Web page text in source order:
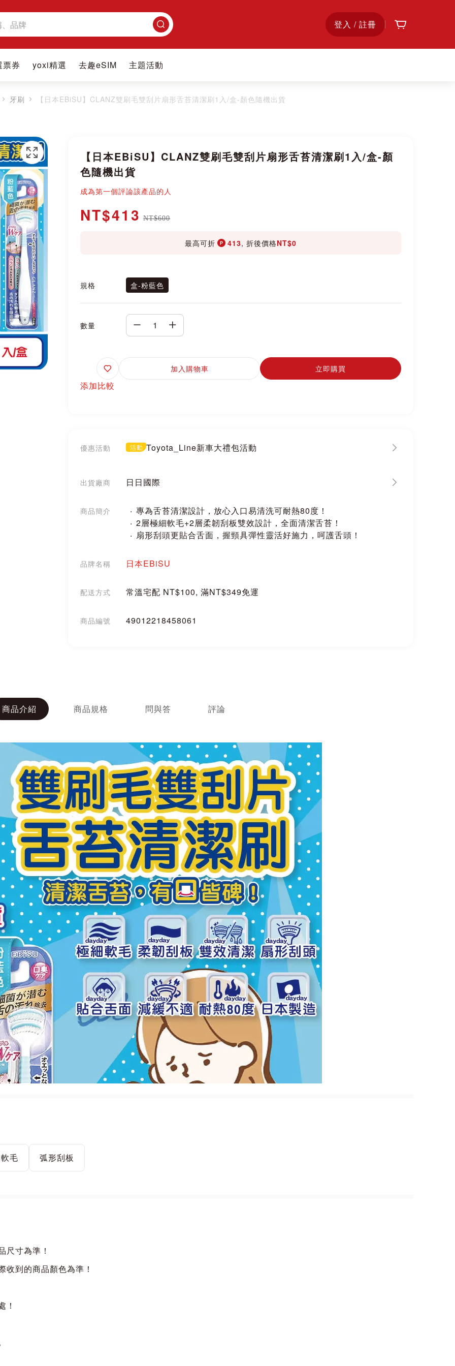
登入 / 註冊
搜
尋
票券 yoxi精選 去趣eSIM 主題活動
牙刷 【日本EBiSU】CLANZ雙刷毛雙刮片扇形舌苔清潔刷1入/盒-顏色隨機出貨
【日本EBiSU】CLANZ雙刷毛雙刮片扇形舌苔清潔刷1入/盒-顏
色隨機出貨
成為第一個評論該產品的人
NT$413 NT$600
最高可折 413, 折後價格NT$0
規格 盒-粉藍色
數量
加入購物車 立即購買
追
蹤
添加比較
優惠活動 活動 Toyota_Line新車大禮包活動
出貨廠商 日日國際
商品簡介
專為舌苔清潔設計，放心入口易清洗可耐熱80度！
2層極細軟毛+2層柔韌刮板雙效設計，全面清潔舌苔！
扇形刮頭更貼合舌面，握頸具彈性靈活好施力，呵護舌頭！
品牌名稱 日本EBiSU
配送方式 常溫宅配 NT$100, 滿NT$349免運
商品編號 49012218458061
商品介紹 商品規格 問與答 評論
毛 弧形刮板
尺寸為準！
到的商品顏色為準！
！